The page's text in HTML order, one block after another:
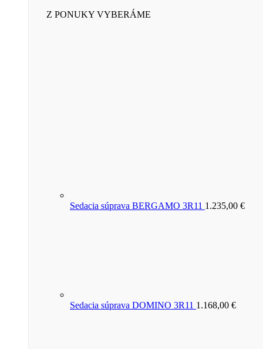
Z PONUKY VYBERÁME
Sedacia súprava BERGAMO 3R11 1.235,00 €
Sedacia súprava DOMINO 3R11 1.168,00 €